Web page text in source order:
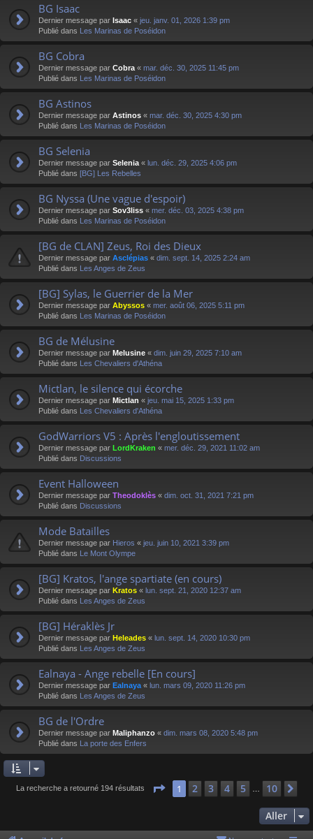
BG Isaac
Dernier message par Isaac « jeu. janv. 01, 2026 1:39 pm
Publié dans Les Marinas de Poséidon
BG Cobra
Dernier message par Cobra « mar. déc. 30, 2025 11:45 pm
Publié dans Les Marinas de Poséidon
BG Astinos
Dernier message par Astinos « mar. déc. 30, 2025 4:30 pm
Publié dans Les Marinas de Poséidon
BG Selenia
Dernier message par Selenia « lun. déc. 29, 2025 4:06 pm
Publié dans [BG] Les Rebelles
BG Nyssa (Une vague d'espoir)
Dernier message par Sov3liss « mer. déc. 03, 2025 4:38 pm
Publié dans Les Marinas de Poséidon
[BG de CLAN] Zeus, Roi des Dieux
Dernier message par Asclépias « dim. sept. 14, 2025 2:24 am
Publié dans Les Anges de Zeus
[BG] Sylas, le Guerrier de la Mer
Dernier message par Abyssos « mer. août 06, 2025 5:11 pm
Publié dans Les Marinas de Poséidon
BG de Mélusine
Dernier message par Melusine « dim. juin 29, 2025 7:10 am
Publié dans Les Chevaliers d'Athéna
Mictlan, le silence qui écorche
Dernier message par Mictlan « jeu. mai 15, 2025 1:33 pm
Publié dans Les Chevaliers d'Athéna
GodWarriors V5 : Après l'engloutissement
Dernier message par LordKraken « mer. déc. 29, 2021 11:02 am
Publié dans Discussions
Event Halloween
Dernier message par Theodoklès « dim. oct. 31, 2021 7:21 pm
Publié dans Discussions
Mode Batailles
Dernier message par Hieros « jeu. juin 10, 2021 3:39 pm
Publié dans Le Mont Olympe
[BG] Kratos, l'ange spartiate (en cours)
Dernier message par Kratos « lun. sept. 21, 2020 12:37 am
Publié dans Les Anges de Zeus
[BG] Héraklès Jr
Dernier message par Heleades « lun. sept. 14, 2020 10:30 pm
Publié dans Les Anges de Zeus
Ealnaya - Ange rebelle [En cours]
Dernier message par Ealnaya « lun. mars 09, 2020 11:26 pm
Publié dans Les Anges de Zeus
BG de l'Ordre
Dernier message par Maliphanzo « dim. mars 08, 2020 5:48 pm
Publié dans La porte des Enfers
La recherche a retourné 194 résultats Page 1sur 10
1 2 3 4 5 10
Aller